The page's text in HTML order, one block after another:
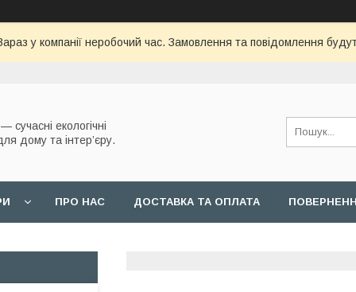
у компанії неробочий час. Замовлення та повідомлення
сучасні екологічні
дому та інтер’єру.
ПРО НАС ДОСТАВКА ТА ОПЛАТА